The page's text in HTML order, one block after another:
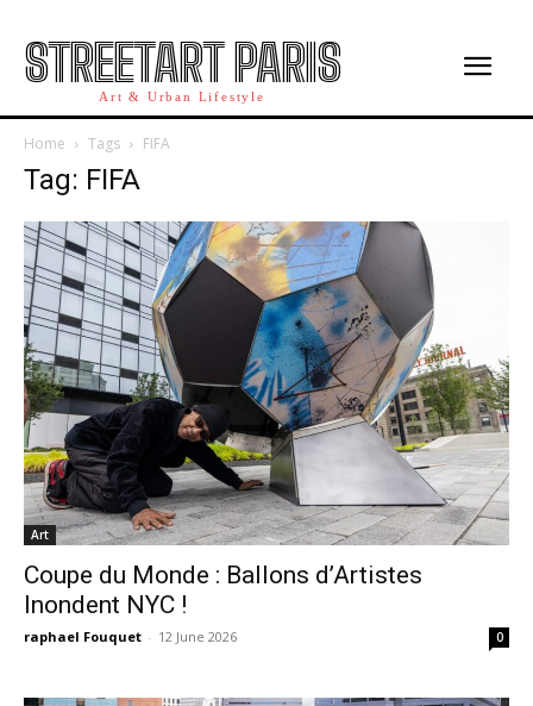
STREETART PARIS
Art & Urban Lifestyle
Home Tags FIFA
Tag: FIFA
Art
Coupe du Monde : Ballons d’Artistes
Inondent NYC !
raphael Fouquet - 12 June 2026 0